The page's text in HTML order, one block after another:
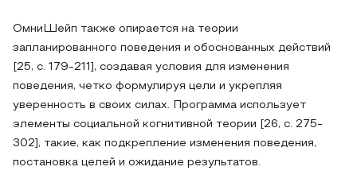
ОмниШейп также опирается на теории
запланированного поведения и обоснованных действий
[25, с. 179-211], создавая условия для изменения
поведения, четко формулируя цели и укрепляя
уверенность в своих силах. Программа использует
элементы социальной когнитивной теории [26, с. 275-
302], такие, как подкрепление изменения поведения,
постановка целей и ожидание результатов.